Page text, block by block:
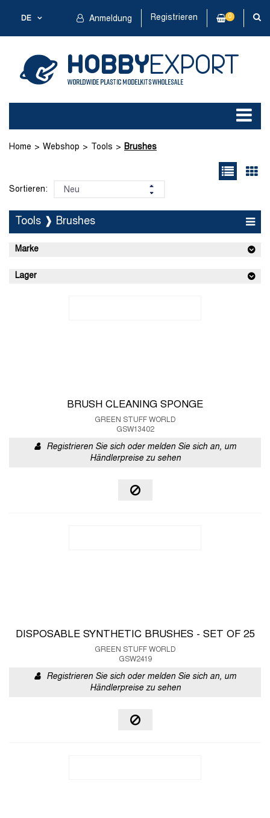
DE Anmeldung Registrieren 0
Home Webshop Tools Brushes
Sortieren:
Tools ❱ Brushes
Marke
Lager
BRUSH CLEANING SPONGE
GREEN STUFF WORLD
GSW13402
Registrieren Sie sich oder melden Sie sich an, um
Händlerpreise zu sehen
DISPOSABLE SYNTHETIC BRUSHES - SET OF 25
GREEN STUFF WORLD
GSW2419
Registrieren Sie sich oder melden Sie sich an, um
Händlerpreise zu sehen